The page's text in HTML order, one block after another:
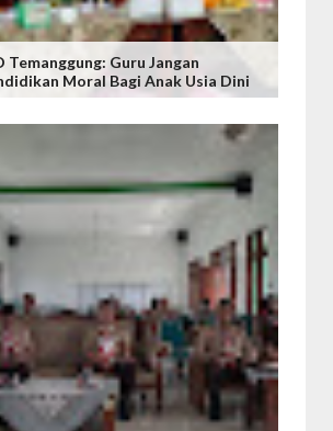
Temanggung: Guru Jangan
Moral Bagi Anak Usia Dini